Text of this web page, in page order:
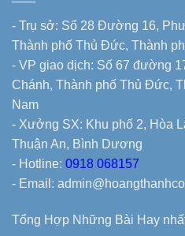
- Trụ sở: Số 28 Đường 16,
Thành phố Thủ Đức, Thành
- VP giao dịch: Số 67 đường
Chánh, Thành phố Thủ Đức,
Nam
- Xưởng SX: Khu phố 2, Hòa
Thuận An, Bình Dương
- Hotline: 0918 068157
- Email:
Tổng Hợp Những Bài Hay